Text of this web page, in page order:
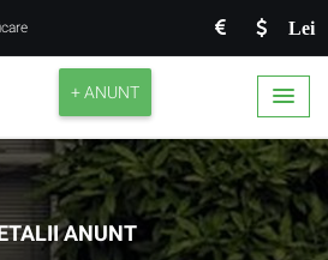
Lei
+ ANUNT
ANUNT